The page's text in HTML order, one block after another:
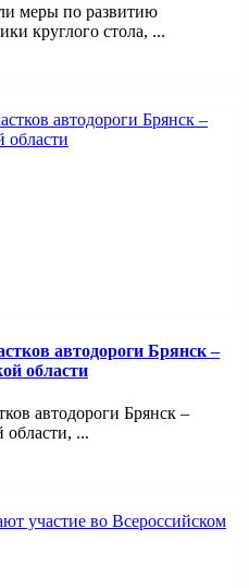
меры по развитию
круглого стола, ...
автодороги Брянск –
области
автодороги Брянск –
области, ...